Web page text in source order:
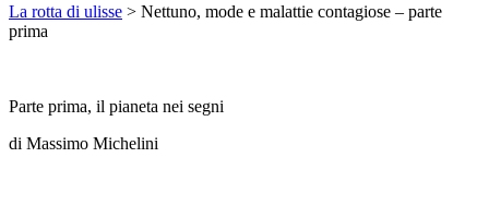
La rotta di ulisse > Nettuno, mode e malattie contagiose – parte
prima
Parte prima, il pianeta nei segni
di Massimo Michelini